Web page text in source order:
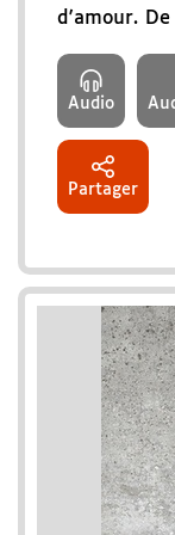
d'amour. De
Audio
Partager